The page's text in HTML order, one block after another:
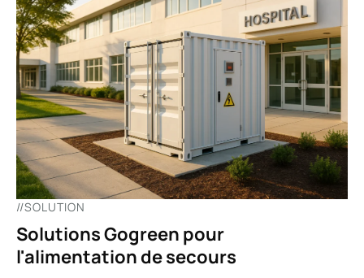
//SOLUTION
Solutions Gogreen pour
l'alimentation de secours